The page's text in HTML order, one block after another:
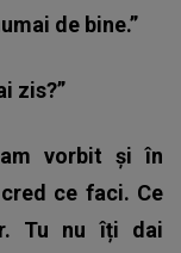
de bine.”
zis?”
vorbit și în
ce faci. Ce
Tu nu îți dai